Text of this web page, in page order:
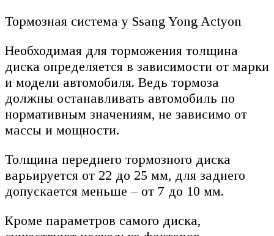
Тормозная система у Ssang Yong Actyon
Необходимая для торможения толщина
диска определяется в зависимости от марки
и модели автомобиля. Ведь тормоза
должны останавливать автомобиль по
нормативным значениям, не зависимо от
массы и мощности.
Толщина переднего тормозного диска
варьируется от 22 до 25 мм, для заднего
допускается меньше – от 7 до 10 мм.
Кроме параметров самого диска,